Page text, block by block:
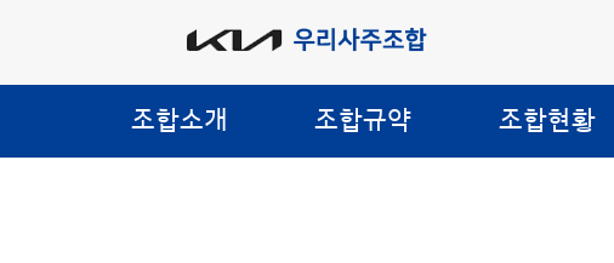
조합소개 조합규약 조합현황